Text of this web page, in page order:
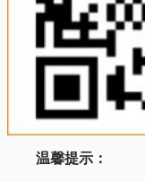
温馨提示：